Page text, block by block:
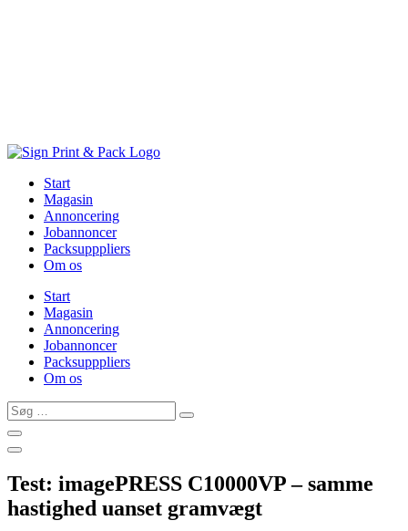
Start
Magasin
Annoncering
Jobannoncer
Packsupppliers
Om os
Start
Magasin
Annoncering
Jobannoncer
Packsupppliers
Om os
Søg
…
Test: imagePRESS C10000VP – samme
hastighed uanset gramvægt